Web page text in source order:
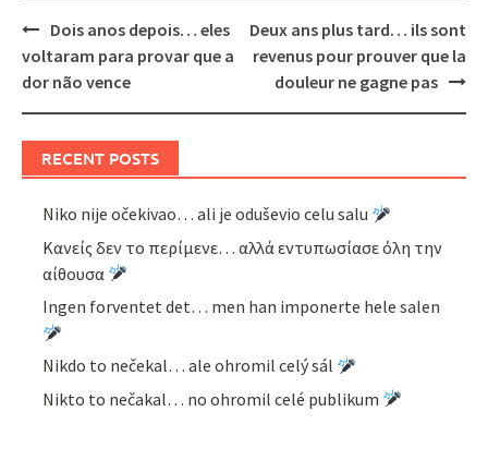
Post
navigation
Dois anos depois… eles
voltaram para provar que a
dor não vence
Deux ans plus tard… ils sont
revenus pour prouver que la
douleur ne gagne pas
RECENT POSTS
Niko nije očekivao… ali je oduševio celu salu
Κανείς δεν το περίμενε… αλλά εντυπωσίασε όλη την
αίθουσα
Ingen forventet det… men han imponerte hele salen
Nikdo to nečekal… ale ohromil celý sál
Nikto to nečakal… no ohromil celé publikum